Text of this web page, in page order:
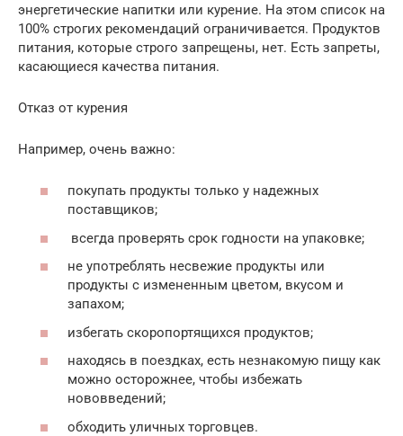
энергетические напитки или курение. На этом список на
100% строгих рекомендаций ограничивается. Продуктов
питания, которые строго запрещены, нет. Есть запреты,
касающиеся качества питания.
Отказ от курения
Например, очень важно:
покупать продукты только у надежных
поставщиков;
всегда проверять срок годности на упаковке;
не употреблять несвежие продукты или
продукты с измененным цветом, вкусом и
запахом;
избегать скоропортящихся продуктов;
находясь в поездках, есть незнакомую пищу как
можно осторожнее, чтобы избежать
нововведений;
обходить уличных торговцев.